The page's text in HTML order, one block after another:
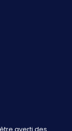
averti des